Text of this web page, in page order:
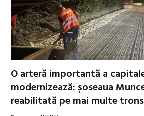
O arteră importantă a
modernizează: șoseaua
reabilitată pe mai multe